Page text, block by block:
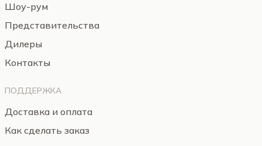
Шоу-рум
Представительства
Дилеры
Контакты
ПОДДЕРЖКА
Доставка и оплата
Как сделать заказ